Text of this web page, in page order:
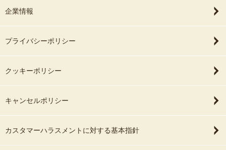
企業情報
プライバシーポリシー
クッキーポリシー
キャンセルポリシー
カスタマーハラスメントに対する基本指針